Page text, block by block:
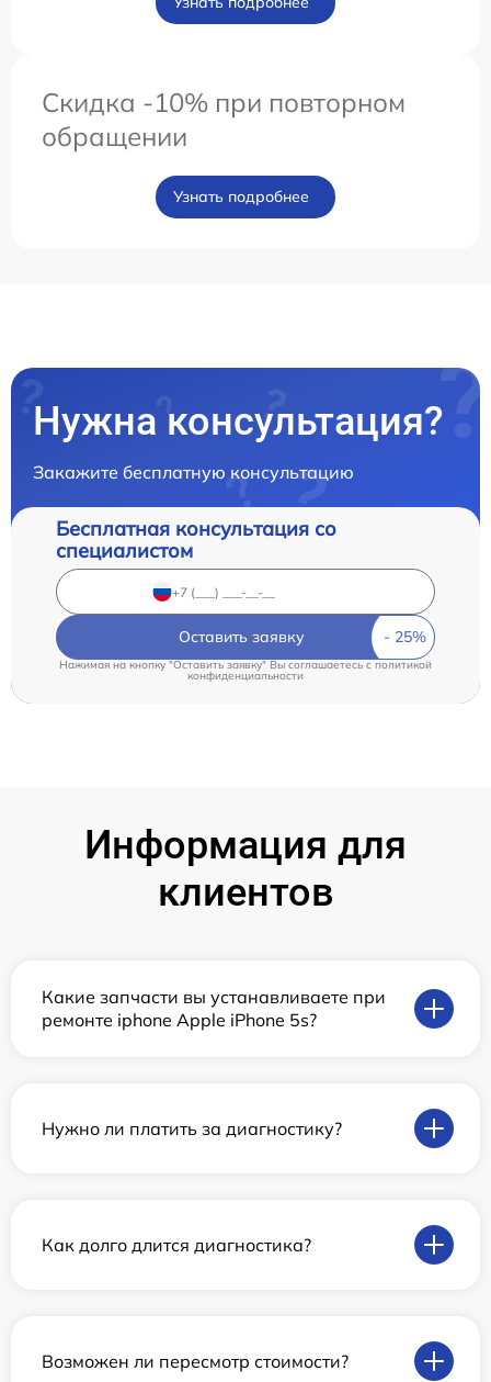
Скидка -10% при повторном
обращении
Узнать подробнее
Нужна консультация?
Закажите бесплатную консультацию
Бесплатная консультация со
специалистом
Оставить заявку
Нажимая на кнопку "Оставить заявку" Вы соглашаетесь cполитикой
конфиденциальности
Информация для
клиентов
Какие запчасти вы устанавливаете при
ремонте iphone Apple iPhone 5s?
Нужно ли платить за диагностику?
Как долго длится диагностика?
Возможен ли пересмотр стоимости?